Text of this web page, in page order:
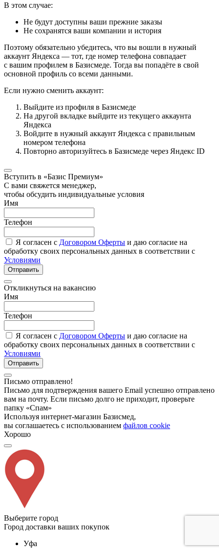
В этом случае:
Не будут доступны ваши прежние заказы
Не сохранятся ваши компании и история
Поэтому обязательно убедитесь, что вы вошли в нужный
аккаунт Яндекса — тот, где номер телефона совпадает
с вашим профилем в Базисмеде. Тогда вы попадёте в свой
основной профиль со всеми данными.
Если нужно сменить аккаунт:
Выйдите из профиля в Базисмеде
На другой вкладке выйдите из текущего аккаунта
Яндекса
Войдите в нужный аккаунт Яндекса с правильным
номером телефона
Повторно авторизуйтесь в Базисмеде через Яндекс ID
Вступить в «Базис Премиум»
С вами свяжется менеджер,
чтобы обсудить индивидуальные условия
Имя
Телефон
Я согласен с Договором Оферты и даю согласие на
обработку своих персональных данных в соответствии с
Условиями
Отправить
Откликнуться на вакансию
Имя
Телефон
Я согласен с Договором Оферты и даю согласие на
обработку своих персональных данных в соответствии с
Условиями
Отправить
Письмо отправлено!
Письмо для подтверждения вашего Email успешно отправлено
вам на почту. Если письмо долго не приходит, проверьте
папку «Спам»
Используя интернет-магазин Базисмед,
вы соглашаетесь с использованием файлов cookie
Хорошо
Выберите город
Город доставки ваших покупок
Уфа